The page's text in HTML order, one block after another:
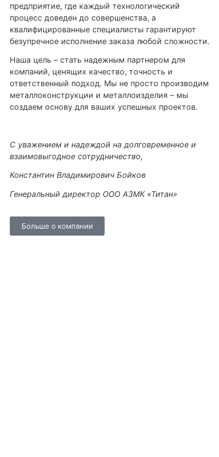
предприятие, где каждый технологический
процесс доведен до совершенства, а
квалифицированные специалисты гарантируют
безупречное исполнение заказа любой сложности.
Наша цель – стать надежным партнером для
компаний, ценящих качество, точность и
ответственный подход. Мы не просто производим
металлоконструкции и металлоизделия – мы
создаем основу для ваших успешных проектов.
С уважением и надеждой на долговременное и
взаимовыгодное сотрудничество,
Константин Владимирович Бойков
Генеральный директор ООО АЗМК «Титан»
Больше о компании